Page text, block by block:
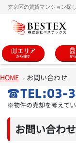
文京区の賃貸マンション探
HOME お問い合わせ
※物件の売却を考えて
お問い合わ